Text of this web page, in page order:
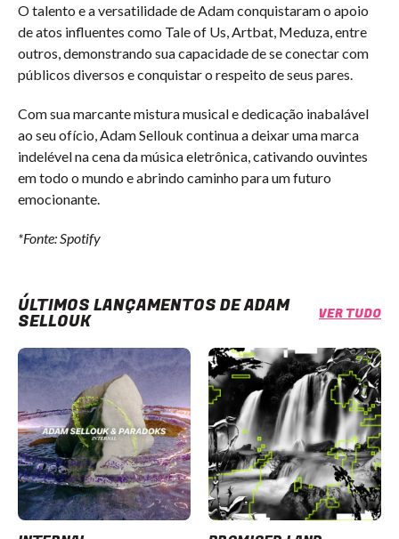
O talento e a versatilidade de Adam conquistaram o apoio
de atos influentes como Tale of Us, Artbat, Meduza, entre
outros, demonstrando sua capacidade de se conectar com
públicos diversos e conquistar o respeito de seus pares.
Com sua marcante mistura musical e dedicação inabalável
ao seu ofício, Adam Sellouk continua a deixar uma marca
indelével na cena da música eletrônica, cativando ouvintes
em todo o mundo e abrindo caminho para um futuro
emocionante.
*Fonte: Spotify
ÚLTIMOS LANÇAMENTOS DE ADAM
SELLOUK VER TUDO